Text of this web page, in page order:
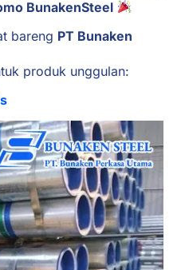
BunakenSteel
bareng PT Bunaken
produk unggulan: